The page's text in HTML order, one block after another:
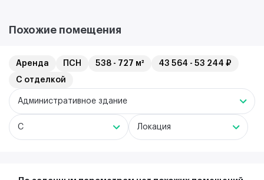
Похожие помещения
Аренда ПСН 538 - 727 м²
43 564 - 53 244 ₽
С отделкой
Административное здание
C Локация